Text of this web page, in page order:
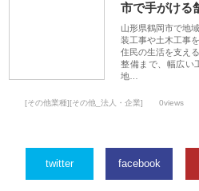
市で手がける
山形県鶴岡市で地
装工事や土木工事
住民の生活を支え
整備まで、幅広い
地…
[その他業種][その他_法人・企業] 0views
twitter facebook